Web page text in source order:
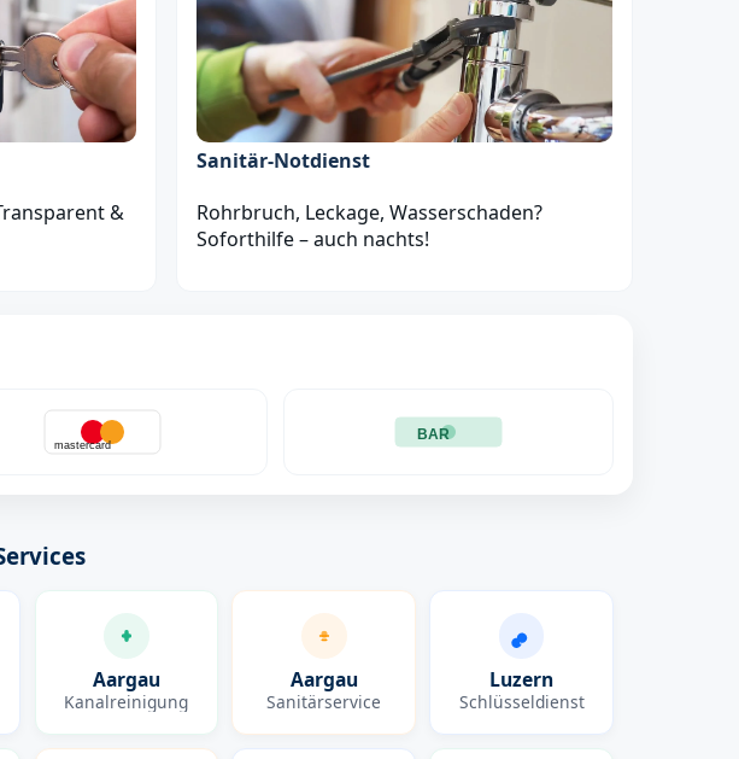
&
Sanitär‑Notdienst
Rohrbruch, Leckage, Wasserschaden?
Soforthilfe – auch nachts!
mastercard
BAR
Aargau
Kanalreinigung
Aargau
Sanitärservice
Luzern
Schlüsseldienst